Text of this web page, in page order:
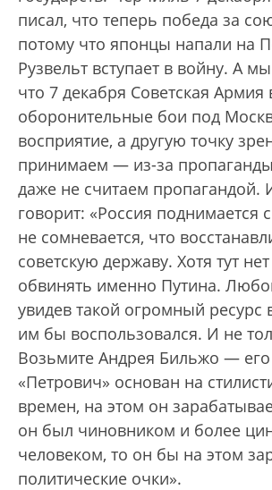
писал, что теперь победа за
потому что японцы напали на
Рузвельт вступает в войну. А
что 7 декабря Советская Армия
оборонительные бои под
восприятие, а другую точку
принимаем — из-за
даже не считаем пропагандой.
говорит: «Россия поднимается
не сомневается, что
советскую державу. Хотя тут
обвинять именно Путина.
увидев такой огромный ресурс
им бы воспользовался. И не
Возьмите Андрея Бильжо — его
«Петрович» основан на
времен, на этом он
он был чиновником и более
человеком, то он бы на этом
политические очки».